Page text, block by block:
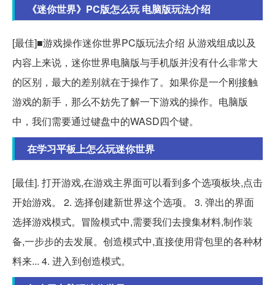
《迷你世界》PC版怎么玩 电脑版玩法介绍
[最佳]■游戏操作迷你世界PC版玩法介绍 从游戏组成以及
内容上来说，迷你世界电脑版与手机版并没有什么非常大
的区别，最大的差别就在于操作了。如果你是一个刚接触
游戏的新手，那么不妨先了解一下游戏的操作。电脑版
中，我们需要通过键盘中的WASD四个键。
在学习平板上怎么玩迷你世界
[最佳]. 打开游戏,在游戏主界面可以看到多个选项板块,点击
开始游戏。 2. 选择创建新世界这个选项。 3. 弹出的界面
选择游戏模式。冒险模式中,需要我们去搜集材料,制作装
备,一步步的去发展。创造模式中,直接使用背包里的各种材
料来... 4. 进入到创造模式。